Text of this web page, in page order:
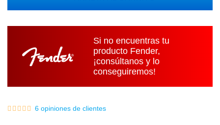
Si no encuentras tu
producto Fender,
¡consúltanos y lo
conseguiremos!
6 opiniones de clientes